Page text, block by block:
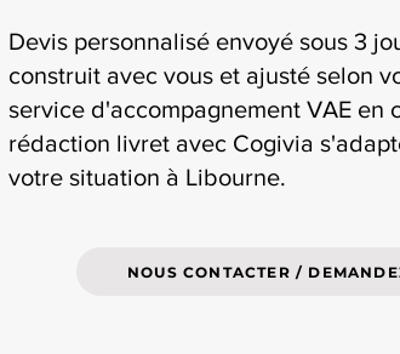
Devis personnalisé envoyé sous 3
construit avec vous et ajusté selon
service d'accompagnement VAE en
rédaction livret avec Cogivia
votre situation à Libourne.
NOUS CONTACTER /